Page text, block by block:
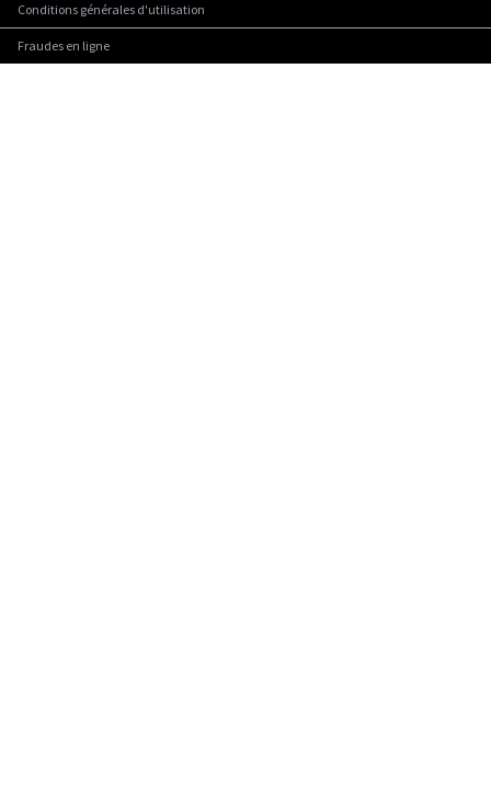
Conditions générales d'utilisation
Fraudes en ligne